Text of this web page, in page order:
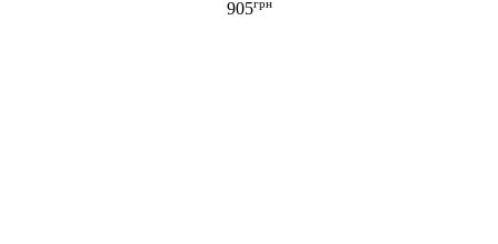
Edenberg (EB-3321)
905грн